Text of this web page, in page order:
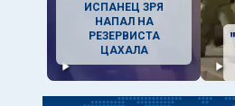
ИСПАНЕЦ ЗРЯ
НАПАЛ НА
РЕЗЕРВИСТА
ЦАХАЛА